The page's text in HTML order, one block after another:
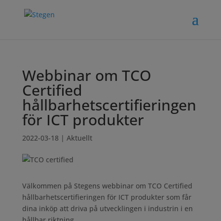
Webbinar om TCO
Certified
hållbarhetscertifieringen
för ICT produkter
2022-03-18 | Aktuellt
Välkommen på Stegens webbinar om TCO Certified
hållbarhetscertifieringen för ICT produkter som får
dina inköp att driva på utvecklingen i industrin i en